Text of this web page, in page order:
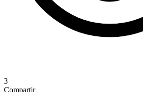
3
Compartir